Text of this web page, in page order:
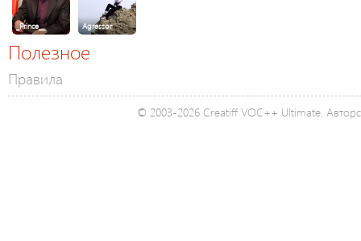
_Prince__ Agressor
Полезное
Правила
© 2003-2026 Creatiff VOC++ Ultimate.